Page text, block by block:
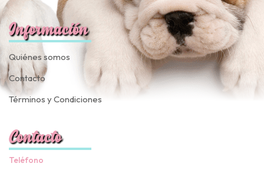
Información
Quiénes somos
Contacto
Términos y Condiciones
Contacto
Teléfono